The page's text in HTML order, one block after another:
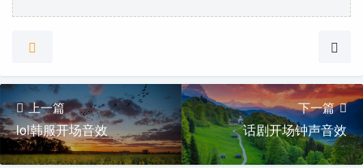
上一篇
lol韩服开场音效
下一篇
话剧开场钟声音效